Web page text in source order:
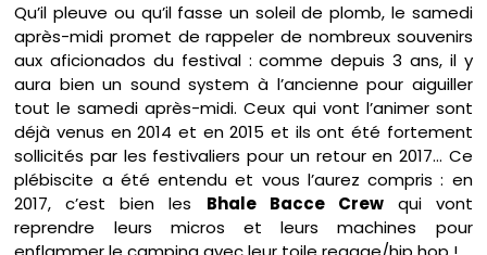
Qu’il pleuve ou qu’il fasse un soleil de plomb, le samedi
après-midi promet de rappeler de nombreux souvenirs
aux aficionados du festival : comme depuis 3 ans, il y
aura bien un sound system à l’ancienne pour aiguiller
tout le samedi après-midi. Ceux qui vont l’animer sont
déjà venus en 2014 et en 2015 et ils ont été fortement
sollicités par les festivaliers pour un retour en 2017… Ce
plébiscite a été entendu et vous l’aurez compris : en
2017, c’est bien les Bhale Bacce Crewqui vont
reprendre leurs micros et leurs machines pour